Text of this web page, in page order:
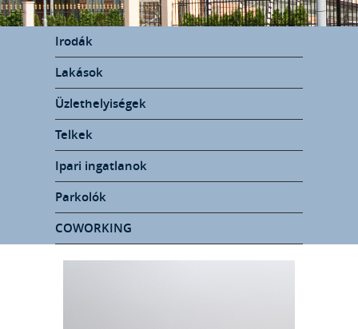
Irodák
Lakások
Üzlethelyiségek
Telkek
Ipari ingatlanok
Parkolók
COWORKING